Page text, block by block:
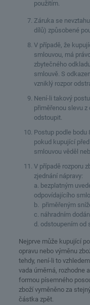
použitím.
Záruka se
dílů) způsobené
V případě, že
smlouvou, má
zbytečného
smlouvě. S
vzniklý rozpor
Není-li takový
přiměřenou slevu z
odstoupit.
Postup podle bodu
pokud kupující
smlouvou věděl
V případě rozporu
zjednání nápravy:
a. bezplatným
odpovídajícího
b. přiměřeným
c. náhradním
d. odstoupením od
Nejprve může kupující
opravu nebo výměnu
tehdy, není-li to
vada úměrná, rozhodne
formou písemného
zboží vyměněno za
částka zpět.